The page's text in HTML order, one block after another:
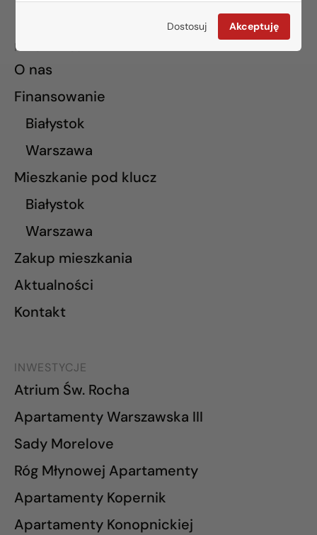
Dostosuj Akceptuję
INFORMACJE
O nas
Finansowanie
Białystok
Warszawa
Mieszkanie pod klucz
Białystok
Warszawa
Zakup mieszkania
Aktualności
Kontakt
INWESTYCJE
Atrium Św. Rocha
Apartamenty Warszawska III
Sady Morelove
Róg Młynowej Apartamenty
Apartamenty Kopernik
Apartamenty Konopnickiej